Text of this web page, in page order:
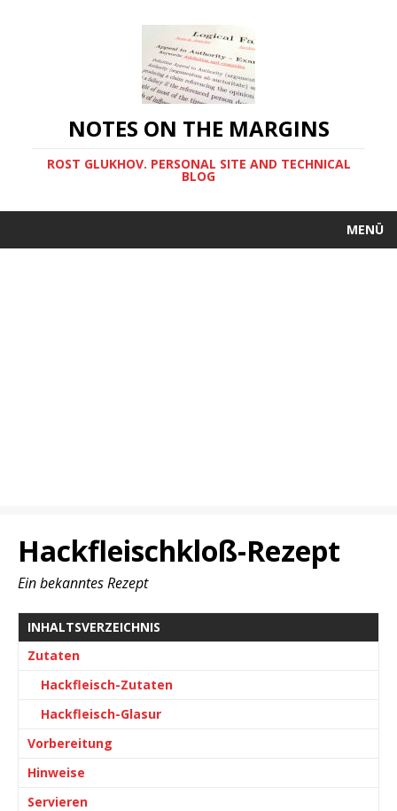
NOTES ON THE MARGINS
ROST GLUKHOV. PERSONAL SITE AND TECHNICAL
BLOG
MENÜ
Hackfleischkloß-Rezept
Ein bekanntes Rezept
INHALTSVERZEICHNIS
Zutaten
Hackfleisch-Zutaten
Hackfleisch-Glasur
Vorbereitung
Hinweise
Servieren